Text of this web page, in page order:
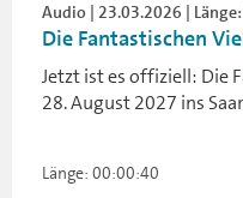
Audio | 23.03.2026 | Länge:
Die Fantastischen
Jetzt ist es offiziell: Die
28. August 2027 ins
Länge: 00:00:40